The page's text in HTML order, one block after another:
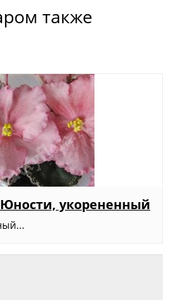
также
укорененный